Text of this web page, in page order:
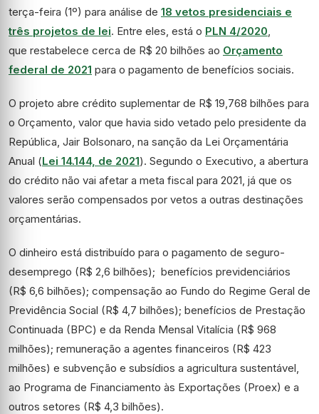
terça-feira (1º) para análise de 18 vetos presidenciais e
três projetos de lei. Entre eles, está o PLN 4/2020,
que restabelece cerca de R$ 20 bilhões ao Orçamento
federal de 2021 para o pagamento de benefícios sociais.
O projeto abre crédito suplementar de R$ 19,768 bilhões para
o Orçamento, valor que havia sido vetado pelo presidente da
República, Jair Bolsonaro, na sanção da Lei Orçamentária
Anual (Lei 14.144, de 2021). Segundo o Executivo, a abertura
do crédito não vai afetar a meta fiscal para 2021, já que os
valores serão compensados por vetos a outras destinações
orçamentárias.
O dinheiro está distribuído para o pagamento de seguro-
desemprego (R$ 2,6 bilhões); benefícios previdenciários
(R$ 6,6 bilhões); compensação ao Fundo do Regime Geral de
Previdência Social (R$ 4,7 bilhões); benefícios de Prestação
Continuada (BPC) e da Renda Mensal Vitalícia (R$ 968
milhões); remuneração a agentes financeiros (R$ 423
milhões) e subvenção e subsídios a agricultura sustentável,
ao Programa de Financiamento às Exportações (Proex) e a
outros setores (R$ 4,3 bilhões).